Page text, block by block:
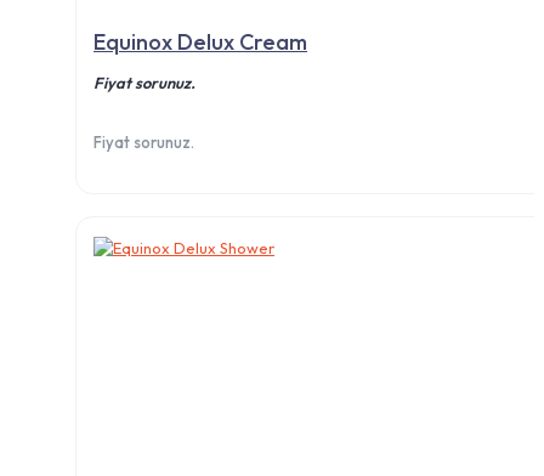
Equinox Delux Cream
Fiyat sorunuz.
Fiyat sorunuz.